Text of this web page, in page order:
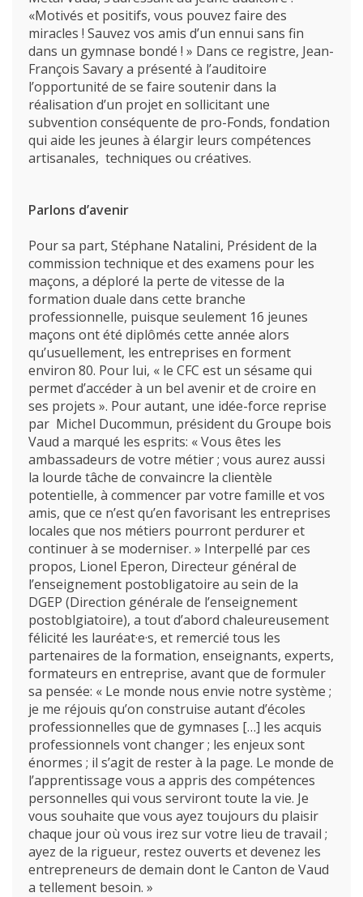
Formations
Promotion des métiers
Métiers
Actualités
Contact
proFonds
Portes ouvertes 2026
Cours interentreprises
Tests d’aptitudes
Accès et plan de l’école
Liens utiles
Recherche
(Par exemple: un métier ou une formation)
«Motivés et positifs, vous pouvez faire des
miracles ! Sauvez vos amis d’un ennui sans fin
dans un gymnase bondé ! » Dans ce registre, Jean-
François Savary a présenté à l’auditoire
l’opportunité de se faire soutenir dans la
réalisation d’un projet en sollicitant une
subvention conséquente de pro-Fonds, fondation
qui aide les jeunes à élargir leurs compétences
artisanales, techniques ou créatives.
Parlons d’avenir
Pour sa part, Stéphane Natalini, Président de la
commission technique et des examens pour les
maçons, a déploré la perte de vitesse de la
formation duale dans cette branche
professionnelle, puisque seulement 16 jeunes
maçons ont été diplômés cette année alors
qu’usuellement, les entreprises en forment
environ 80. Pour lui, « le CFC est un sésame qui
permet d’accéder à un bel avenir et de croire en
ses projets ». Pour autant, une idée-force reprise
par Michel Ducommun, président du Groupe bois
Vaud a marqué les esprits: « Vous êtes les
ambassadeurs de votre métier ; vous aurez aussi
la lourde tâche de convaincre la clientèle
potentielle, à commencer par votre famille et vos
amis, que ce n’est qu’en favorisant les entreprises
locales que nos métiers pourront perdurer et
continuer à se moderniser. » Interpellé par ces
propos, Lionel Eperon, Directeur général de
l’enseignement postobligatoire au sein de la
DGEP (Direction générale de l’enseignement
postoblgiatoire), a tout d’abord chaleureusement
félicité les lauréat·e·s, et remercié tous les
partenaires de la formation, enseignants, experts,
formateurs en entreprise, avant que de formuler
sa pensée: « Le monde nous envie notre système ;
je me réjouis qu’on construise autant d’écoles
professionnelles que de gymnases […] les acquis
professionnels vont changer ; les enjeux sont
énormes ; il s’agit de rester à la page. Le monde de
l’apprentissage vous a appris des compétences
personnelles qui vous serviront toute la vie. Je
vous souhaite que vous ayez toujours du plaisir
chaque jour où vous irez sur votre lieu de travail ;
ayez de la rigueur, restez ouverts et devenez les
entrepreneurs de demain dont le Canton de Vaud
a tellement besoin. »